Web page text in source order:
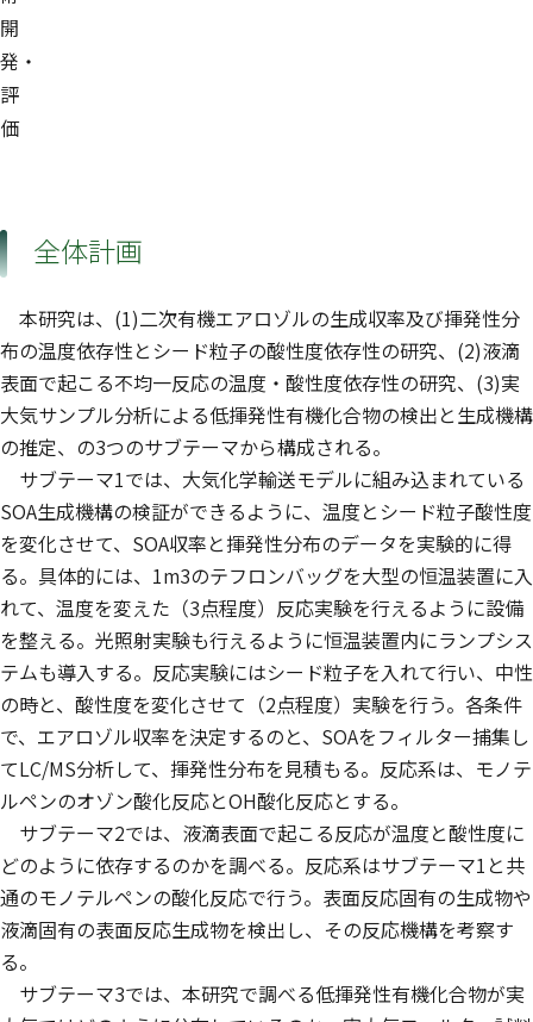
開
発・
評
価
全体計画
本研究は、(1)二次有機エアロゾルの生成収率及び揮発性分
布の温度依存性とシード粒子の酸性度依存性の研究、(2)液滴
表面で起こる不均一反応の温度・酸性度依存性の研究、(3)実
大気サンプル分析による低揮発性有機化合物の検出と生成機構
の推定、の3つのサブテーマから構成される。
サブテーマ1では、大気化学輸送モデルに組み込まれている
SOA生成機構の検証ができるように、温度とシード粒子酸性度
を変化させて、SOA収率と揮発性分布のデータを実験的に得
る。具体的には、1m3のテフロンバッグを大型の恒温装置に入
れて、温度を変えた（3点程度）反応実験を行えるように設備
を整える。光照射実験も行えるように恒温装置内にランプシス
テムも導入する。反応実験にはシード粒子を入れて行い、中性
の時と、酸性度を変化させて（2点程度）実験を行う。各条件
で、エアロゾル収率を決定するのと、SOAをフィルター捕集し
てLC/MS分析して、揮発性分布を見積もる。反応系は、モノテ
ルペンのオゾン酸化反応とOH酸化反応とする。
サブテーマ2では、液滴表面で起こる反応が温度と酸性度に
どのように依存するのかを調べる。反応系はサブテーマ1と共
通のモノテルペンの酸化反応で行う。表面反応固有の生成物や
液滴固有の表面反応生成物を検出し、その反応機構を考察す
る。
サブテーマ3では、本研究で調べる低揮発性有機化合物が実